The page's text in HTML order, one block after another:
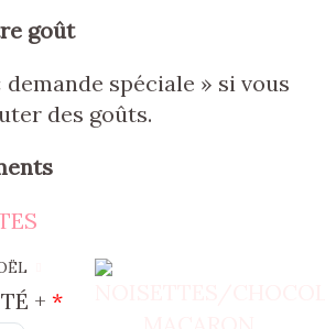
goût
demande spéciale » si vous
des goûts.
+ *